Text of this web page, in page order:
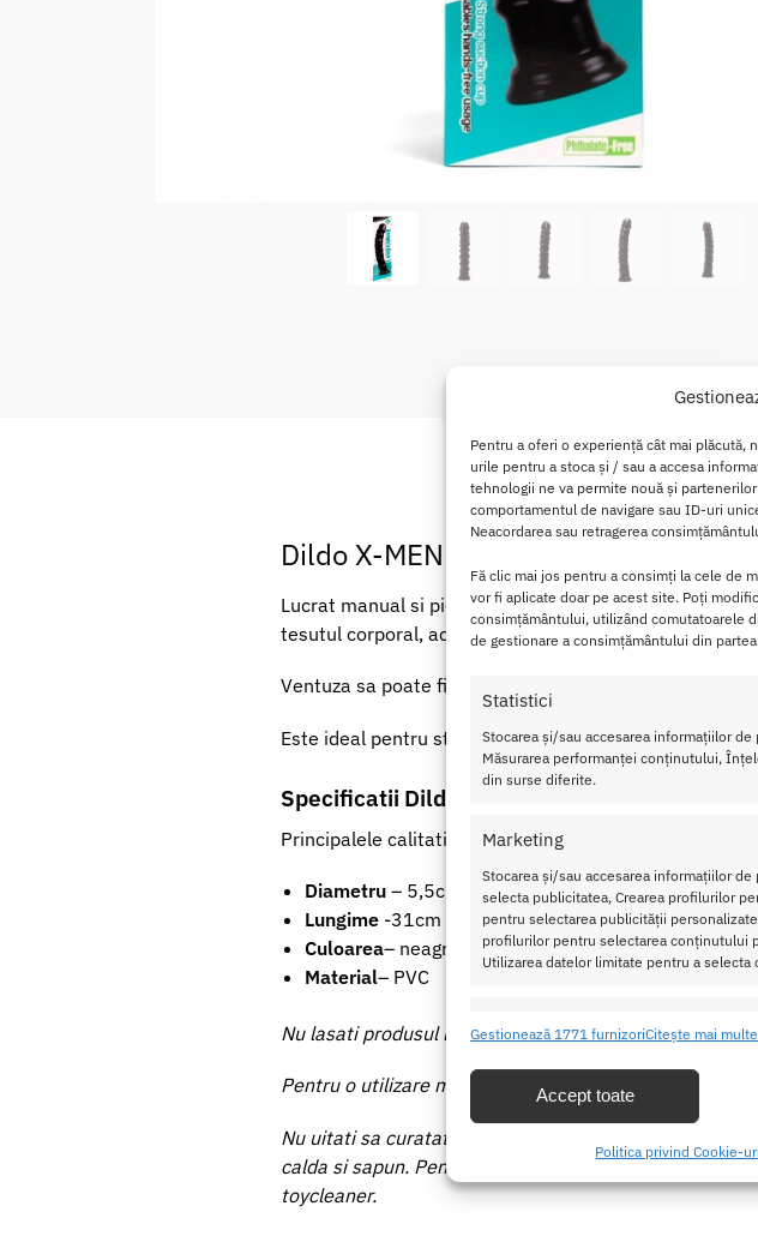
Pentru a oferi o experiență cât mai
urile pentru a stoca și / sau a accesa
tehnologii ne va permite nouă și
comportamentul de navigare sau ID-uri
Neacordarea sau retragerea
Fă clic mai jos pentru a consimți la cele de
vor fi aplicate doar pe acest site. Poți
consimțământului, utilizând comutatoarele
de gestionare a consimțământului din
Statistici
Stocarea și/sau accesarea informațiilor
Măsurarea performanței conținutului,
din surse diferite.
Marketing
Stocarea și/sau accesarea informațiilor
selecta publicitatea, Crearea profilurilor
pentru selectarea publicității
profilurilor pentru selectarea conținutului
Utilizarea datelor limitate pentru a selecta
dispozitive, Identificarea dispozitivelor
baza informațiilor solicitate în
Gestionează 1771 furnizoriCitește mai
Accept toate
Politica privind Cookie-
Descriere
Dildo X-MEN Kerwin 12.2 inch
Lucrat manual si pictat manual dintr-un material
tesutul corporal, acest dildo fara motor, foarte
Ventuza sa poate fi atasata la o suprafata plana.
Este ideal pentru stimularea punctului G!
Specificatii Dildo X-MEN Kerwin 12.2 inch
Principalele calitati ale produsului sunt:
Diametru– 5,5cm
Lungime-31cm
Culoarea– neagra
Material– PVC
Nu lasati produsul la indemana copiilor.
Pentru o utilizare mai usoara utilizati un lubrifiant pe
Nu uitati sa curatati produsul inainte si dupa fiecare
calda si sapun. Pentru o igienizare suplimentara puteti
toycleaner.